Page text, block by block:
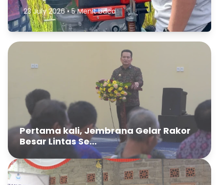
23 July 2026 • 5 Menit baca
Pertama kali, Jembrana Gelar Rakor
Besar Lintas Se...